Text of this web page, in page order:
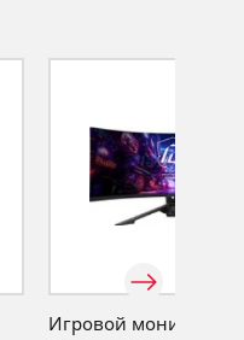
Игровой монитор